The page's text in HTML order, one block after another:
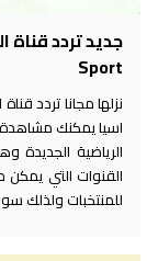
Sport
نزلها مجانا تردد
اسيا يمكنك
الرياضية
القنوات التي
للمنتخبات ولذلك